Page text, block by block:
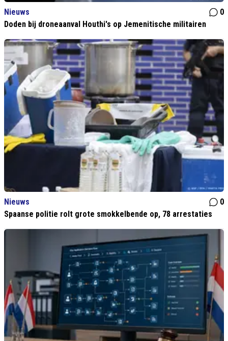
Nieuws
0
Doden bij droneaanval Houthi's op Jemenitische militairen
Nieuws
0
Spaanse politie rolt grote smokkelbende op, 78 arrestaties